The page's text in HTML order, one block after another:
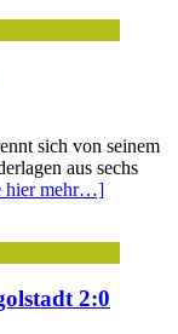
sich von seinem
aus sechs
hier mehr…]
2:0